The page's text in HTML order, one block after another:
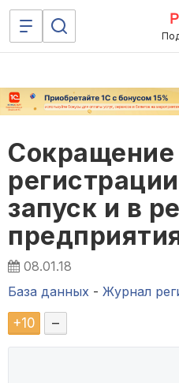
запуск и в
08.01.18
База данных - Журнал
+10 –